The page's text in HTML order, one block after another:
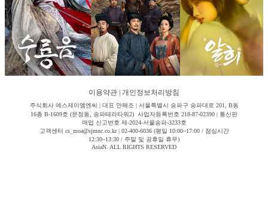
이용약관 개인정보처리방침
주식회사 에스제이엠엔씨 | 대표 안해조 | 서울특별시 송파구 송파대로 201, B동
16층 B-1609호 (문정동, 송파테라타워2) 사업자등록번호 218-87-02390 | 통신판
매업 신고번호 제-2024-서울송파-3233호
고객센터 cs_moa@sjmnc.co.kr | 02-400-6036 (평일 10:00~17:00 / 점심시간
12:30~13:30 / 주말 및 공휴일 휴무)
AsiaN. ALL RIGHTS RESERVED